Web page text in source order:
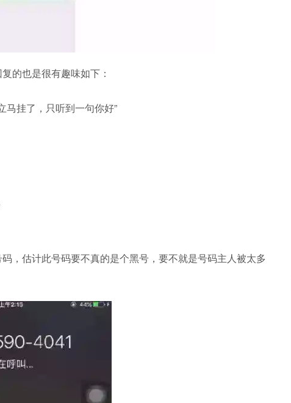
的也是很有趣味如下：
马挂了，只听到一句你好”
，估计此号码要不真的是个黑号，要不就是号码主人被太多